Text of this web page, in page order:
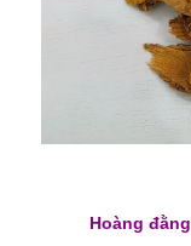
Hoàng đằng